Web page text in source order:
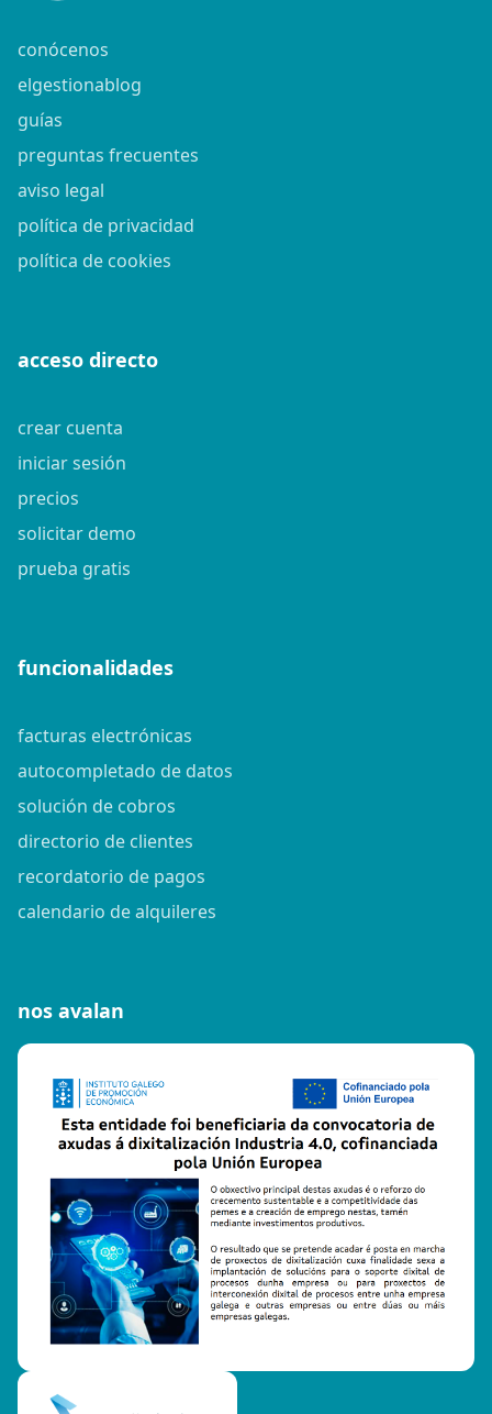
conócenos
elgestionablog
guías
preguntas frecuentes
aviso legal
política de privacidad
política de cookies
acceso directo
crear cuenta
iniciar sesión
precios
solicitar demo
prueba gratis
funcionalidades
facturas electrónicas
autocompletado de datos
solución de cobros
directorio de clientes
recordatorio de pagos
calendario de alquileres
nos avalan